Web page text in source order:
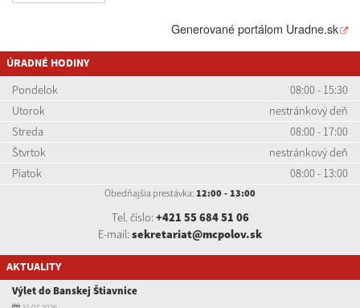
Generované portálom Uradne.sk
ÚRADNÉ HODINY
Pondelok
08:00 - 15:30
Utorok
nestránkový deň
Streda
08:00 - 17:00
Štvrtok
nestránkový deň
Piatok
08:00 - 13:00
Obedňajšia prestávka: 12:00 - 13:00
Tel. číslo: +421 55 684 51 06
E-mail: sekretariat@mcpolov.sk
AKTUALITY
Výlet do Banskej Štiavnice